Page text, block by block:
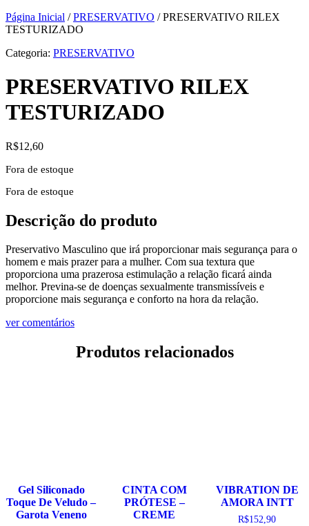
Página Inicial /PRESERVATIVO / PRESERVATIVO RILEX
TESTURIZADO
Categoria: PRESERVATIVO
PRESERVATIVO RILEX
TESTURIZADO
R$12,60
Fora de estoque
Fora de estoque
Descrição do produto
Preservativo Masculino que irá proporcionar mais segurança para o
homem e mais prazer para a mulher. Com sua textura que
proporciona uma prazerosa estimulação a relação ficará ainda
melhor. Previna-se de doenças sexualmente transmissíveis e
proporcione mais segurança e conforto na hora da relação.
ver comentários
Produtos relacionados
Gel Siliconado
Toque De Veludo –
Garota Veneno
CINTA COM
PRÓTESE –
CREME
VIBRATION DE
AMORA INTT
R$152,90